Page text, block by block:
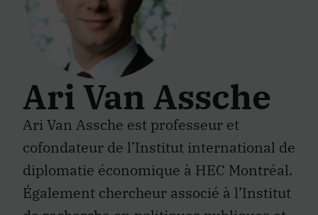
Ari Van Assche
Ari Van Assche est professeur et
cofondateur de l’Institut international de
diplomatie économique à HEC Montréal.
Également chercheur associé à l’Institut